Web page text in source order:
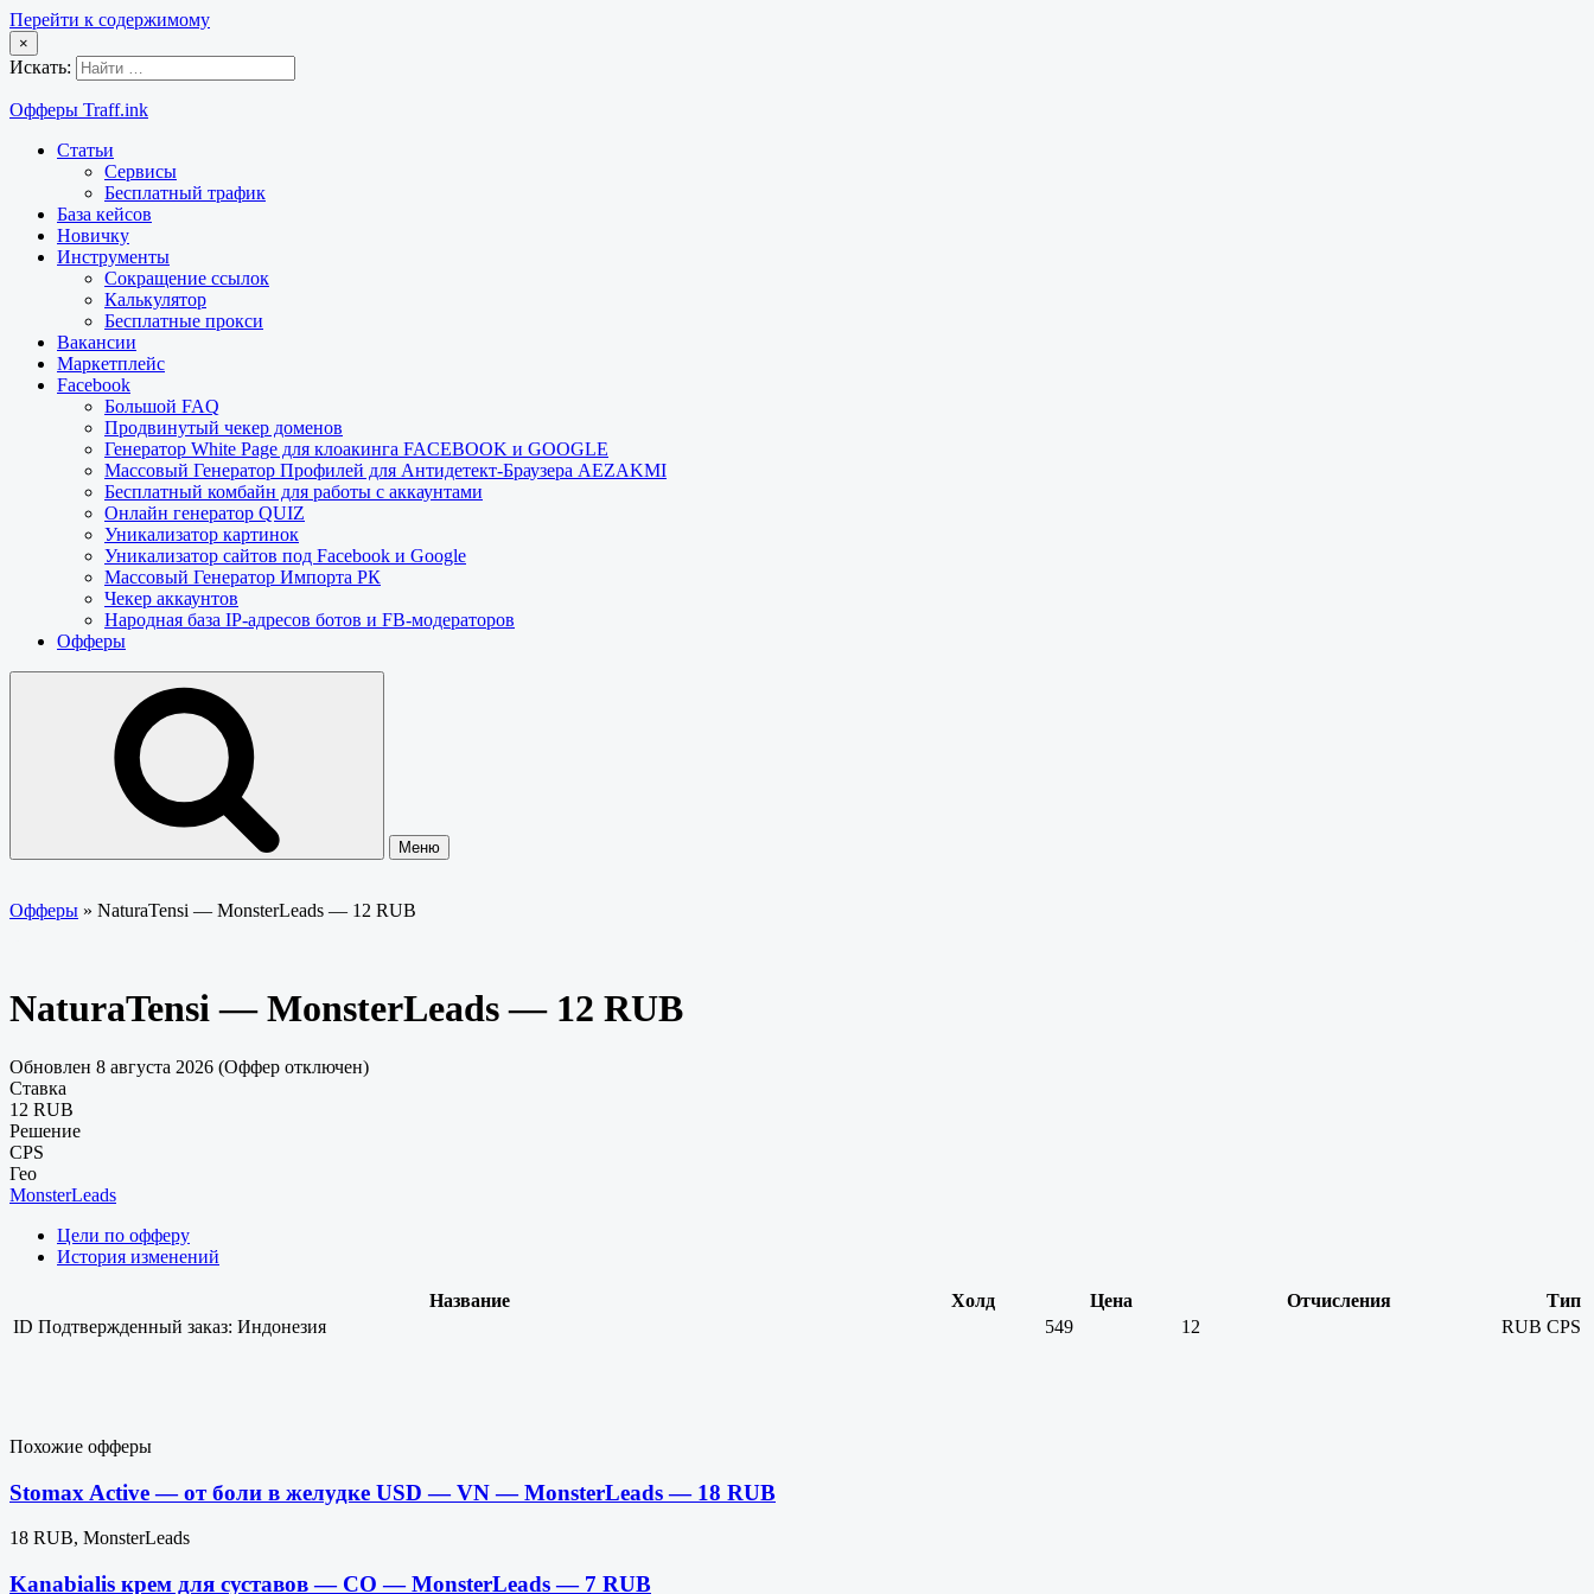
Перейти к содержимому
×
Искать:
Офферы Traff.ink
Статьи
Сервисы
Бесплатный трафик
База кейсов
Новичку
Инструменты
Сокращение ссылок
Калькулятор
Бесплатные прокси
Вакансии
Маркетплейс
Facebook
Большой FAQ
Продвинутый чекер доменов
Генератор White Page для клоакинга FACEBOOK и GOOGLE
Массовый Генератор Профилей для Антидетект-Браузера AEZAKMI
Бесплатный комбайн для работы с аккаунтами
Онлайн генератор QUIZ
Уникализатор картинок
Уникализатор сайтов под Facebook и Google
Массовый Генератор Импорта РК
Чекер аккаунтов
Народная база IP-адресов ботов и FB-модераторов
Офферы
Меню
Офферы » NaturaTensi — MonsterLeads — 12 RUB
NaturaTensi — MonsterLeads — 12 RUB
Обновлен 8 августа 2026 (Оффер отключен)
Ставка
12 RUB
Решение
CPS
Гео
MonsterLeads
Цели по офферу
История изменений
Название Холд Цена Отчисления
Тип
ID Подтвержденный заказ: Индонезия 549 12 RUB CPS
Похожие офферы
Stomax Active — от боли в желудке USD — VN — MonsterLeads — 18 RUB
18 RUB, MonsterLeads
Kanabialis крем для суставов — CO — MonsterLeads — 7 RUB